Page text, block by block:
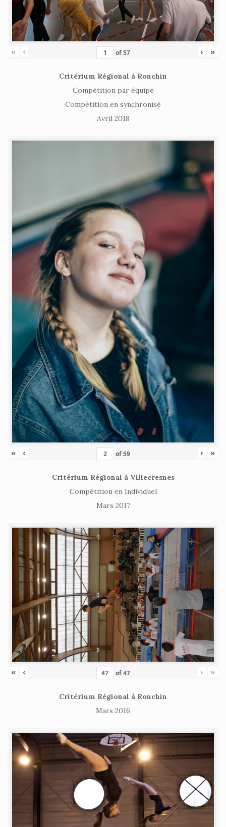
« ‹ of57 › »
Critérium Régional à Ronchin
Compétition par équipe
Compétition en synchronisé
Avril 2018
« ‹ of59 › »
Critérium Régional à Villecresnes
Compétition en Individuel
Mars 2017
« ‹ of47 › »
Critérium Régional à Ronchin
Mars 2016